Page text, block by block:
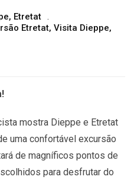
, Etretat
Etretat, Visita Dieppe,
mostra Dieppe e Etretat
uma confortável excursão
de magníficos pontos de
para desfrutar do